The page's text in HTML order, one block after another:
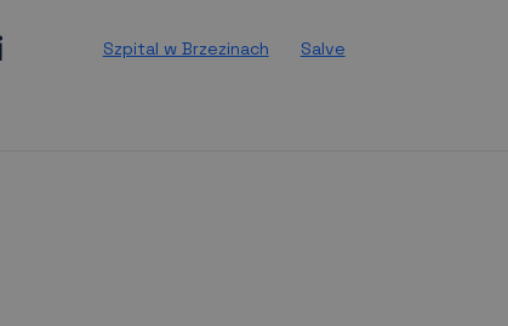
Szpital w Brzezinach Salve